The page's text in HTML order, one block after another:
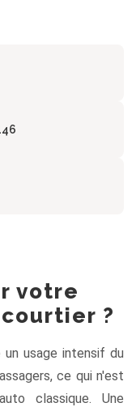
votre
?
usage intensif du
ce qui n'est
classique. Une